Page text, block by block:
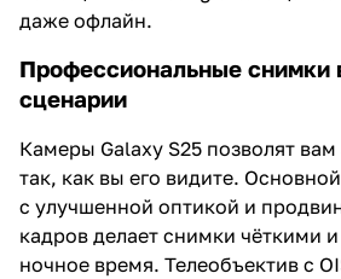
даже офлайн.
Профессиональные снимки
сценарии
Камеры Galaxy S25 позволят вам
так, как вы его видите.
с улучшенной оптикой и
кадров делает снимки чёткими
ночное время. Телеобъектив с